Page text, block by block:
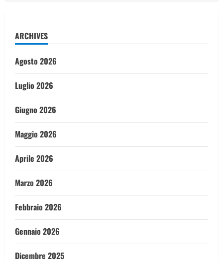
ARCHIVES
Agosto 2026
Luglio 2026
Giugno 2026
Maggio 2026
Aprile 2026
Marzo 2026
Febbraio 2026
Gennaio 2026
Dicembre 2025